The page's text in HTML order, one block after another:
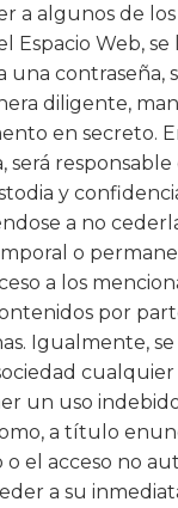
a algunos de los
Espacio Web, se
una contraseña,
diligente,
en secreto.
será responsable
y
a no
o
a los
por
Igualmente,
un uso
a título
o el acceso no
a su